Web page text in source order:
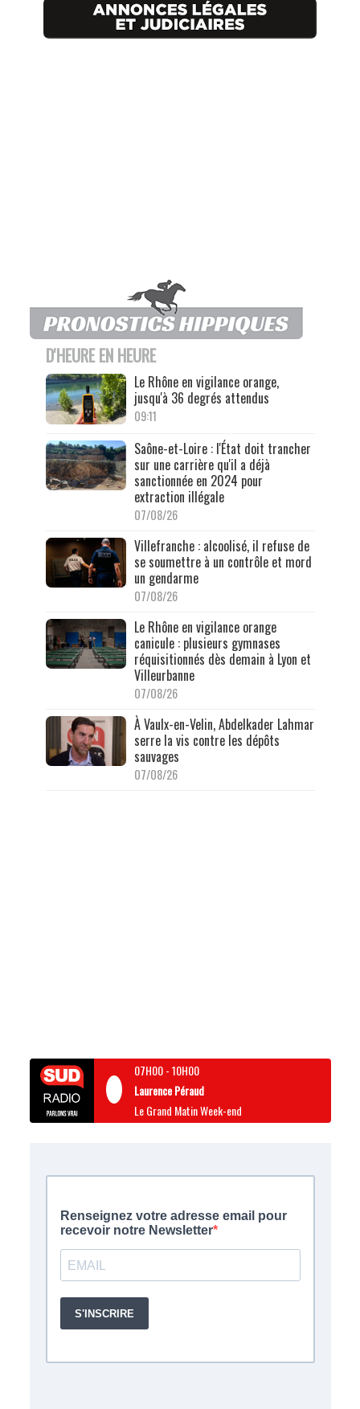
D'HEURE EN HEURE
Le Rhône en vigilance orange,
jusqu'à 36 degrés attendus
09:11
Saône-et-Loire : l'État doit trancher
sur une carrière qu'il a déjà
sanctionnée en 2024 pour
extraction illégale
07/08/26
Villefranche : alcoolisé, il refuse de
se soumettre à un contrôle et mord
un gendarme
07/08/26
Le Rhône en vigilance orange
canicule : plusieurs gymnases
réquisitionnés dès demain à Lyon et
Villeurbanne
07/08/26
À Vaulx-en-Velin, Abdelkader Lahmar
serre la vis contre les dépôts
sauvages
07/08/26
07H00-10H00
Laurence Péraud
Le Grand Matin Week-end